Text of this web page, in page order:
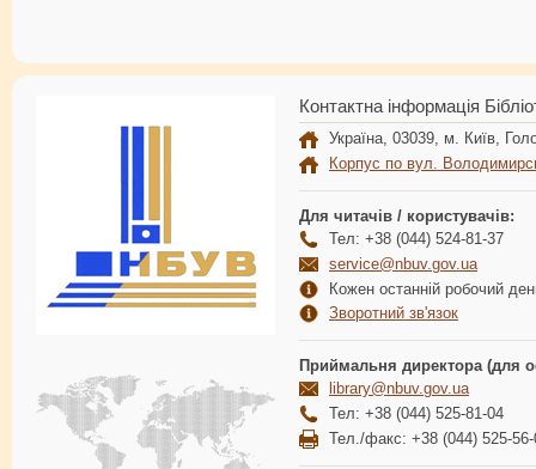
Контактна інформація
Україна, 03039, м. Київ,
Корпус по вул.
Для читачів / користувачів:
Тел: +38 (044) 524-81-37
service@nbuv.gov.ua
Кожен останній робочий
Зворотний зв'язок
Приймальня директора (для
library@nbuv.gov.ua
Тел: +38 (044) 525-81-04
Тел./факс: +38 (044) 525-56-